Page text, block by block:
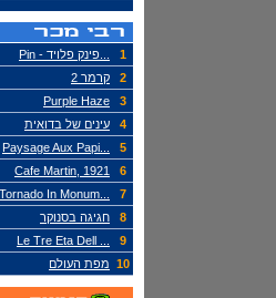
1
...פינק פלויד - Pin
2
קרמר 2
3
Purple Haze
4
עינים של בדואית
5
6
Cafe Martin, 1921
7
8
חגיגה בסנוקר
9
מפת העולם